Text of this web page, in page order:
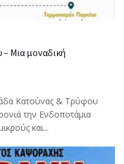
Μια μοναδική
Κατούνας & Τρύφου
την Ενδοποτάμια
και...